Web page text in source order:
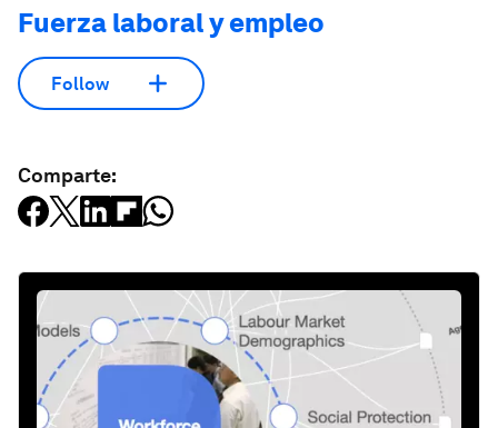
Fuerza laboral y empleo
Follow
Comparte: